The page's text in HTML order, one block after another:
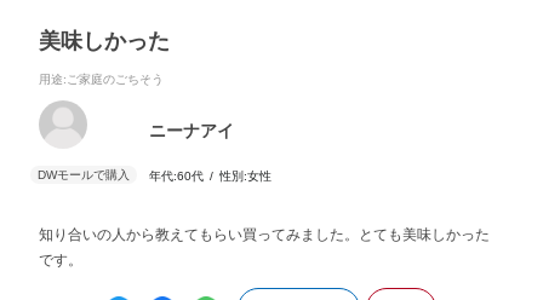
美味しかった
用途:ご家庭のごちそう
ニーナアイ
年代:60代 性別:女性
知り合いの人から教えてもらい買ってみました。とても美味しかった
です。